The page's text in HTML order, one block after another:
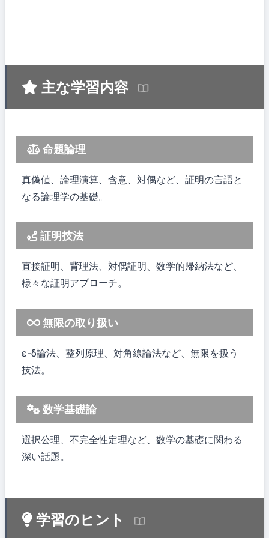
主な学習内容
命題論理
真偽値、論理演算、含意、対偶など、証明の言語と
なる論理学の基礎。
証明技法
直接証明、背理法、対偶証明、数学的帰納法など、
様々な証明アプローチ。
無限の取り扱い
ε-δ論法、整列原理、対角線論法など、無限を扱う
技法。
数学基礎論
選択公理、不完全性定理など、数学の基礎に関わる
深い話題。
学習のヒント